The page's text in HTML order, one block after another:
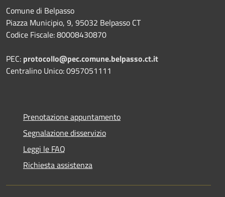
Comune di Belpasso
Piazza Municipio, 9, 95032 Belpasso CT
Codice Fiscale: 80008430870
PEC: protocollo@pec.comune.belpasso.ct.it
Centralino Unico: 0957051111
Prenotazione appuntamento
Segnalazione disservizio
Leggi le FAQ
Richiesta assistenza